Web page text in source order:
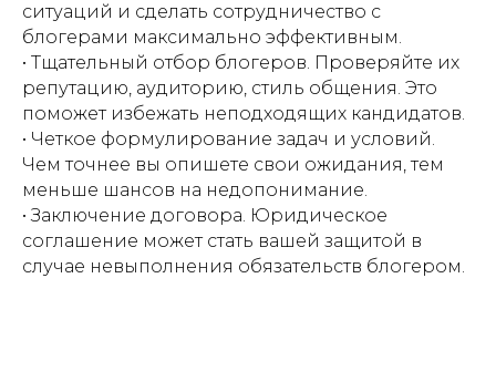
ситуаций и сделать сотрудничество с
блогерами максимально эффективным.
• Тщательный отбор блогеров. Проверяйте их
репутацию, аудиторию, стиль общения. Это
поможет избежать неподходящих кандидатов.
• Четкое формулирование задач и условий.
Чем точнее вы опишете свои ожидания, тем
меньше шансов на недопонимание.
• Заключение договора. Юридическое
соглашение может стать вашей защитой в
случае невыполнения обязательств блогером.